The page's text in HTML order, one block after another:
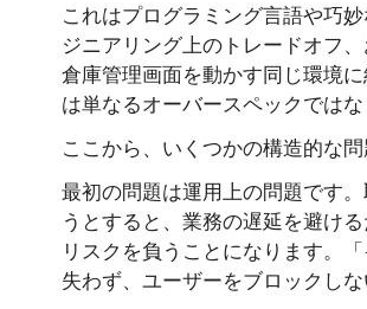
これはプログラミング言語や巧
ジニアリング上のトレードオフ
倉庫管理画面を動かす同じ環境
は単なるオーバースペックでは
ここから、いくつかの構造的な問
最初の問題は運用上の問題です
うとすると、業務の遅延を避け
リスクを負うことになります。
失わず、ユーザーをブロックし